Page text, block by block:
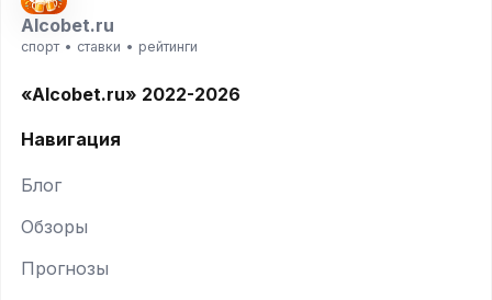
Alcobet.ru
спорт • ставки • рейтинги
«Alcobet.ru» 2022-2026
Навигация
Блог
Обзоры
Прогнозы